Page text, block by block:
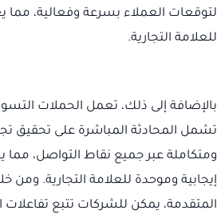
لتوقعات العملاء بسرعة وفعالية، مما
للعلامة التجارية.
بالإضافة إلى ذلك، تعمل الحملات
تشمل المحادثة المباشرة على تحقيق
ومتكاملة عبر جميع نقاط التواصل،
إيجابية وموحدة للعلامة التجارية. ومن
المتقدمة، يمكن للشركات تتبع تفاعلات